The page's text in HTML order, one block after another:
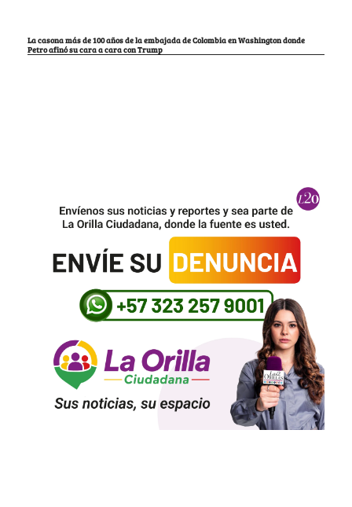
La casona más de 100 años de la embajada de Colombia en Washington donde
Petro afinó su cara a cara con Trump